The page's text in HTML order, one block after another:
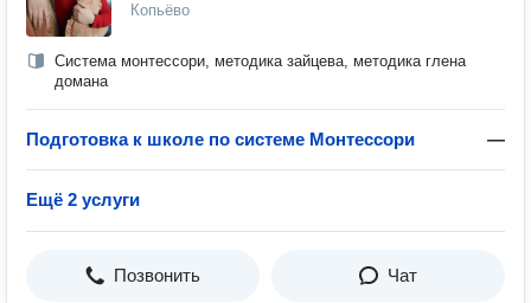
Копьёво
Система монтессори, методика зайцева, методика глена
домана
Подготовка к школе по системе Монтессори —
Ещё 2 услуги
Позвонить Чат